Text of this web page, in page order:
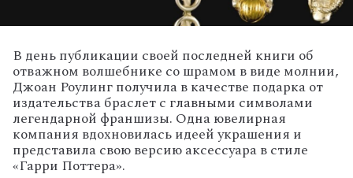
В день публикации своей последней книги об
отважном волшебнике со шрамом в виде молнии,
Джоан Роулинг получила в качестве подарка от
издательства браслет с главными символами
легендарной франшизы. Одна ювелирная
компания вдохновилась идеей украшения и
представила свою версию аксессуара в стиле
«Гарри Поттера».